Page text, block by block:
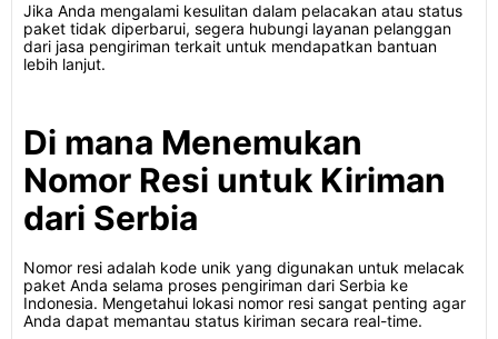
Jika Anda mengalami kesulitan dalam pelacakan atau status
paket tidak diperbarui, segera hubungi layanan pelanggan
dari jasa pengiriman terkait untuk mendapatkan bantuan
lebih lanjut.
Di mana Menemukan
Nomor Resi untuk Kiriman
dari Serbia
Nomor resi adalah kode unik yang digunakan untuk melacak
paket Anda selama proses pengiriman dari Serbia ke
Indonesia. Mengetahui lokasi nomor resi sangat penting agar
Anda dapat memantau status kiriman secara real-time.